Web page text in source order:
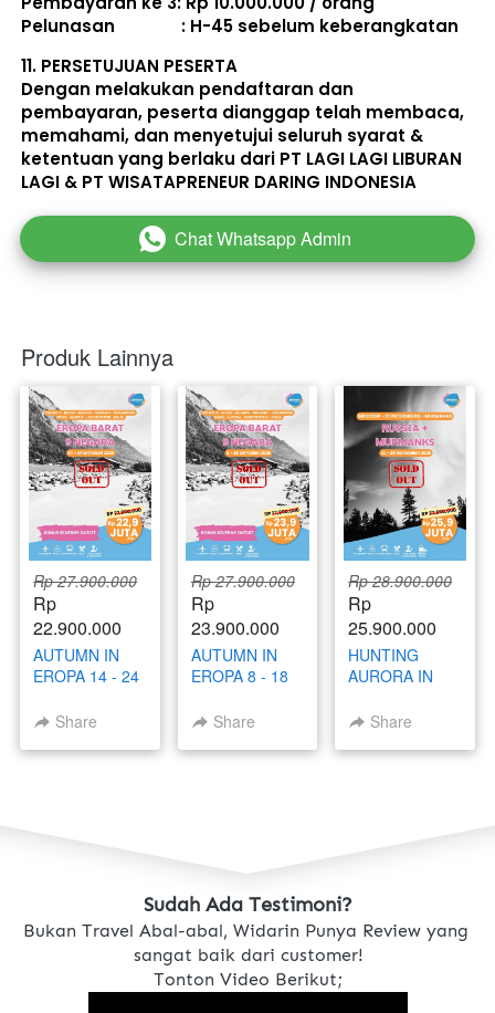
Pelunasan               : H-45 sebelum keberangkatan
11. PERSETUJUAN PESERTA
Dengan melakukan pendaftaran dan
pembayaran, peserta dianggap telah membaca,
memahami, dan menyetujui seluruh syarat &
ketentuan yang berlaku dari PT LAGI LAGI LIBURAN
LAGI & PT WISATAPRENEUR DARING INDONESIA
` Chat Whatsapp Admin
Produk Lainnya
Rp 27.900.000
Rp
22.900.000
AUTUMN IN
EROPA 14 - 24
2025Share
Rp 27.900.000
Rp
23.900.000
AUTUMN IN
EROPA 8 - 18
2025Share
Rp 28.900.000
Rp
25.900.000
HUNTING
AURORA IN
NOVEMBER
Share
Sudah Ada Testimoni?
Bukan Travel Abal-abal, Widarin Punya Review yang
sangat baik dari customer!
Tonton Video Berikut;